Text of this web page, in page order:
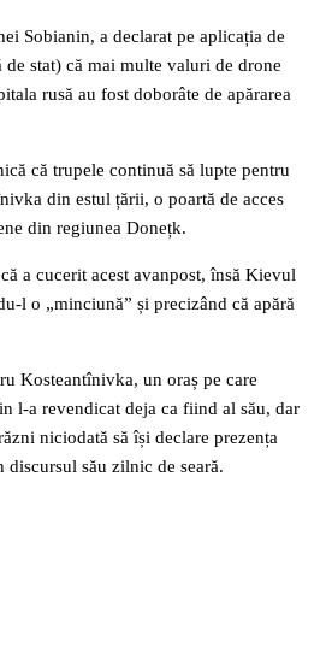
Sobianin, a declarat pe aplicația de
de stat) că mai multe valuri de drone
rusă au fost doborâte de apărarea
că trupele continuă să lupte pentru
din estul țării, o poartă de acces
din regiunea Donețk.
a cucerit acest avanpost, însă Kievul
l o „minciună” și precizând că apără
Kosteantînivka, un oraș pe care
l-a revendicat deja ca fiind al său, dar
niciodată să își declare prezența
discursul său zilnic de seară.